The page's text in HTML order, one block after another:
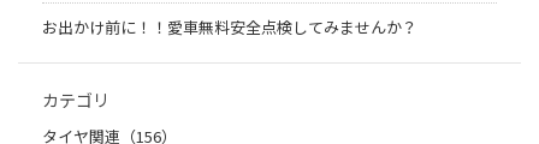
お出かけ前に！！愛車無料安全点検してみませんか？
カテゴリ
タイヤ関連（156）